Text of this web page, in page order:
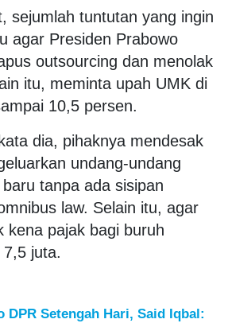
sejumlah tuntutan yang ingin
agar Presiden Prabowo
outsourcing dan menolak
itu, meminta upah UMK di
10,5 persen.
dia, pihaknya mendesak
undang-undang
tanpa ada sisipan
law. Selain itu, agar
kena pajak bagi buruh
juta.
DPR Setengah Hari, Said Iqbal: